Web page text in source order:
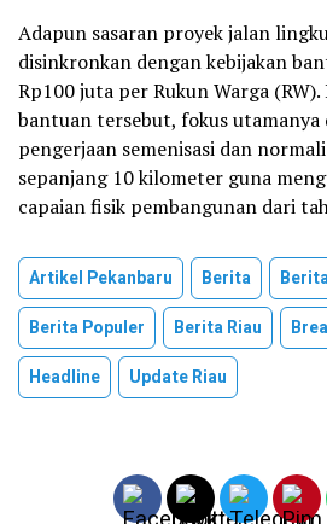
Adapun sasaran proyek jalan
disinkronkan dengan kebijakan
Rp100 juta per Rukun Warga
bantuan tersebut, fokus
pengerjaan semenisasi dan
sepanjang 10 kilometer guna
capaian fisik pembangunan dari
Artikel Pekanbaru Berita
Berita Populer
Berita Riau
Headline
Update Riau